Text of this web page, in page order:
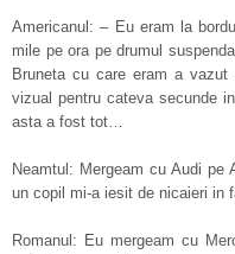
Americanul: – Eu eram la
mile pe ora pe drumul
Bruneta cu care eram a
vizual pentru cateva secunde
asta a fost tot…
Neamtul: Mergeam cu Audi pe
un copil mi-a iesit de nicaieri in
Romanul: Eu mergeam cu